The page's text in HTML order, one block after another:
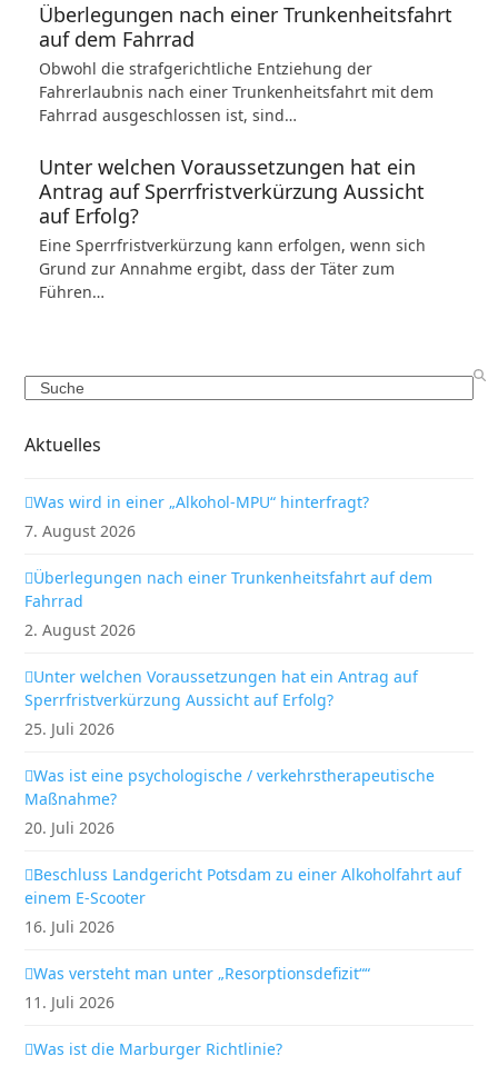
Überlegungen nach einer Trunkenheitsfahrt
auf dem Fahrrad
Obwohl die strafgerichtliche Entziehung der
Fahrerlaubnis nach einer Trunkenheitsfahrt mit dem
Fahrrad ausgeschlossen ist, sind…
Unter welchen Voraussetzungen hat ein
Antrag auf Sperrfristverkürzung Aussicht
auf Erfolg?
Eine Sperrfristverkürzung kann erfolgen, wenn sich
Grund zur Annahme ergibt, dass der Täter zum
Führen…
Search
Aktuelles
Was wird in einer „Alkohol-MPU“ hinterfragt?
7. August 2026
Überlegungen nach einer Trunkenheitsfahrt auf dem
Fahrrad
2. August 2026
Unter welchen Voraussetzungen hat ein Antrag auf
Sperrfristverkürzung Aussicht auf Erfolg?
25. Juli 2026
Was ist eine psychologische / verkehrstherapeutische
Maßnahme?
20. Juli 2026
Beschluss Landgericht Potsdam zu einer Alkoholfahrt auf
einem E-Scooter
16. Juli 2026
Was versteht man unter „Resorptionsdefizit““
11. Juli 2026
Was ist die Marburger Richtlinie?